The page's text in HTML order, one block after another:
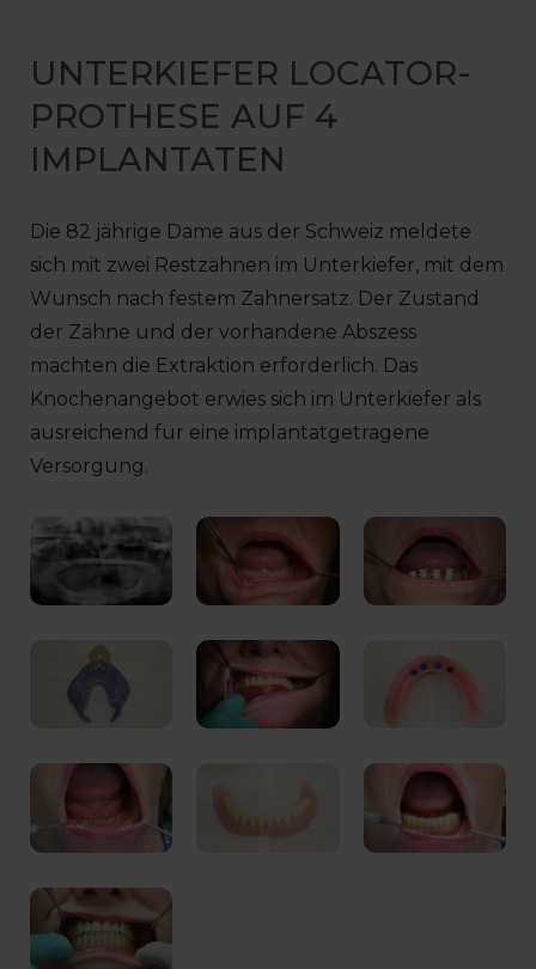
UNTERKIEFER LOCATOR-
PROTHESE AUF 4
IMPLANTATEN
Die 82 jährige Dame aus der Schweiz meldete
sich mit zwei Restzähnen im Unterkiefer, mit dem
Wunsch nach festem Zahnersatz. Der Zustand
der Zähne und der vorhandene Abszess
machten die Extraktion erforderlich. Das
Knochenangebot erwies sich im Unterkiefer als
ausreichend für eine implantatgetragene
Versorgung.